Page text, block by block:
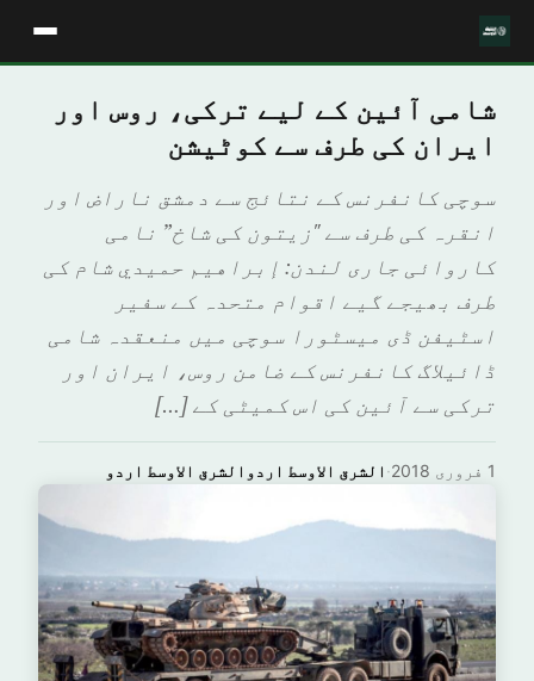
شامی آئین کے لیے ترکی، روس اور
ایران کی طرف سے کوٹیشن
سوچی کانفرنس کے نتائج سے دمشق ناراض اور
انقرہ کی طرف سے "زیتون کی شاخ” نامی
کاروائی جاری لندن: إبراهيم حميدي شام کی
طرف بھیجے گیے اقوام متحدہ کے سفیر
اسٹیفن ڈی میسٹورا سوچی میں منعقدہ شامی
ڈائیلاگ کانفرنس کے ضامن روس، ایران اور
ترکی سے آئین کی اس کمیٹی کے […]
الشرق الاوسط اردوالشرق الاوسط اردو · 1 فروری 2018